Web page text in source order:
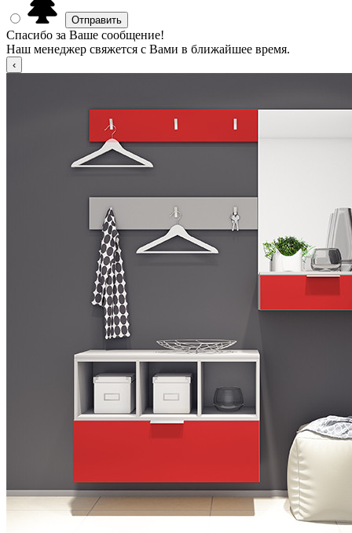
Спасибо за Ваше сообщение!
Наш менеджер свяжется с Вами в ближайшее время.